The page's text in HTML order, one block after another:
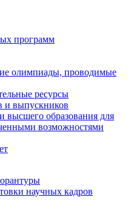
программ
олимпиады, проводимые
ресурсы
и выпускников
высшего образования для
возможностями
научных кадров